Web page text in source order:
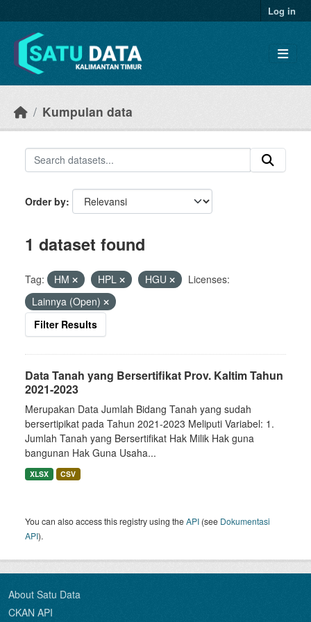
Log in
Kumpulan data
Order by
1 dataset found
Tag: HM HPL HGU
Licenses:
Lainnya (Open)
Filter Results
Data Tanah yang Bersertifikat Prov. Kaltim Tahun
2021-2023
Merupakan Data Jumlah Bidang Tanah yang sudah
bersertipikat pada Tahun 2021-2023 Meliputi Variabel: 1.
Jumlah Tanah yang Bersertifikat Hak Milik Hak guna
bangunan Hak Guna Usaha...
XLSX CSV
You can also access this registry using theAPI (see Dokumentasi
API).
About Satu Data
CKAN API